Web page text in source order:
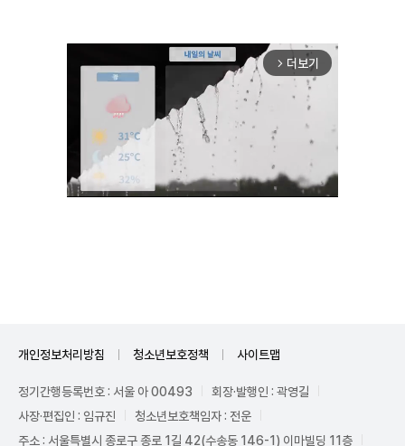
arrow_forward_ios 더보기
개인정보처리방침 청소년보호정책 사이트맵
정기간행등록번호 : 서울 아 00493
회장·발행인 : 곽영길
사장·편집인 : 임규진
청소년보호책임자 : 전운
주소 : 서울특별시 종로구 종로 1길 42(수송동 146-1) 이마빌딩 11층